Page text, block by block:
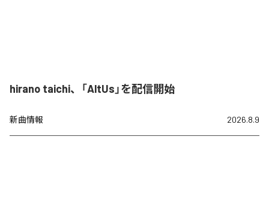
hirano taichi、「AltUs」を配信開始
新曲情報 2026.8.9